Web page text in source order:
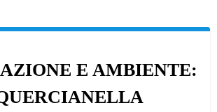
E AMBIENTE: